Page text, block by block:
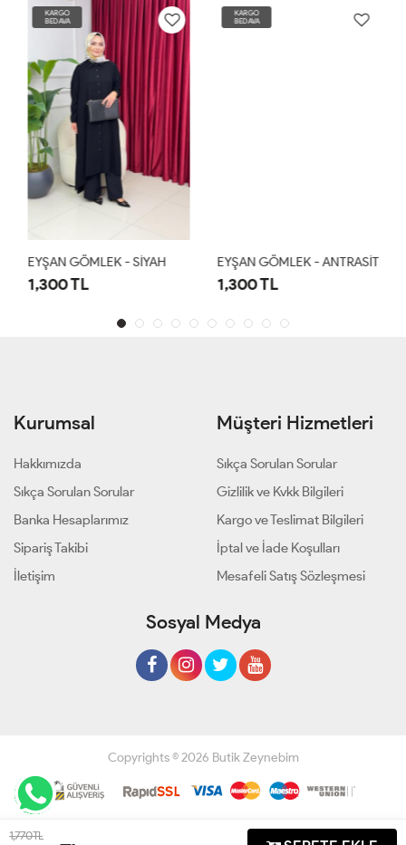
1,770 TL
KARGO
BEDAVA
EYŞAN GÖMLEK - SİYAH
1,300 TL
KARGO
BEDAVA
EYŞAN GÖMLEK - ANTRASİT
1,300 TL
Kurumsal
Hakkımızda
Sıkça Sorulan Sorular
Banka Hesaplarımız
Sipariş Takibi
İletişim
Müşteri Hizmetleri
Sıkça Sorulan Sorular
Gizlilik ve Kvkk Bilgileri
Kargo ve Teslimat Bilgileri
İptal ve İade Koşulları
Mesafeli Satış Sözleşmesi
Sosyal Medya
Copyrights © 2026 Butik Zeynebim
Geliştir - powered by innovation